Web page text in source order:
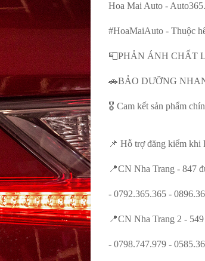
Hoa Mai Auto -
#HoaMaiAuto - Thuộc
📮PHẢN ÁNH CHẤT
🚗BẢO DƯỠNG
🎖️ Cam kết sản phẩm
📌 Hỗ trợ đăng kiểm khi
📍CN Nha Trang - 847
- 0792.365.365 -
📍CN Nha Trang 2 -
- 0798.747.979 -